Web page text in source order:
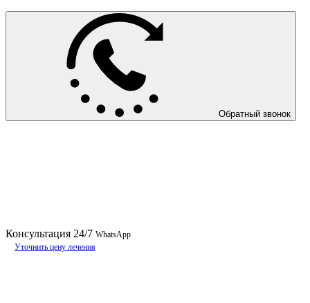
Обратный звонок
Консультация 24/7 WhatsApp
Уточнить цену лечения